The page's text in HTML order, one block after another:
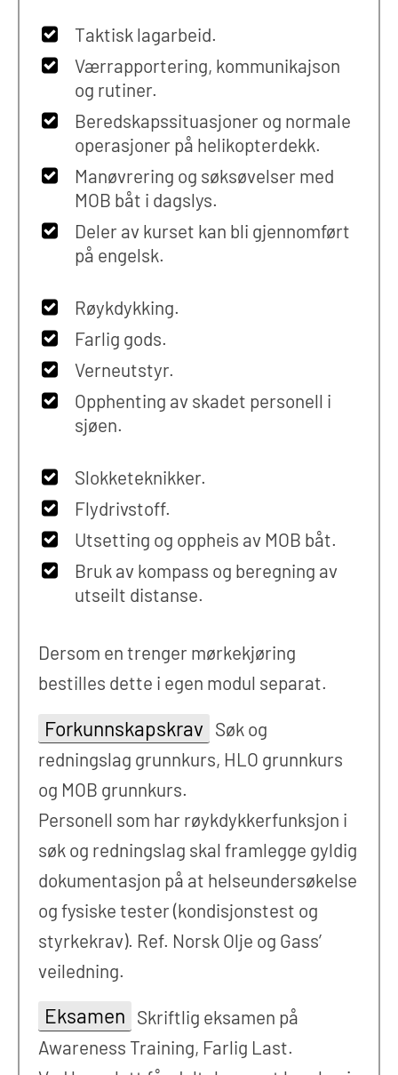
Taktisk lagarbeid.
Værrapportering, kommunikajson
og rutiner.
Beredskapssituasjoner og normale
operasjoner på helikopterdekk.
Manøvrering og søksøvelser med
MOB båt i dagslys.
Deler av kurset kan bli gjennomført
på engelsk.
Røykdykking.
Farlig gods.
Verneutstyr.
Opphenting av skadet personell i
sjøen.
Slokketeknikker.
Flydrivstoff.
Utsetting og oppheis av MOB båt.
Bruk av kompass og beregning av
utseilt distanse.
Dersom en trenger mørkekjøring
bestilles dette i egen modul separat.
Forkunnskapskrav Søk og
redningslag grunnkurs, HLO grunnkurs
og MOB grunnkurs.
Personell som har røykdykkerfunksjon i
søk og redningslag skal framlegge gyldig
dokumentasjon på at helseundersøkelse
og fysiske tester (kondisjonstest og
styrkekrav). Ref. Norsk Olje og Gass’
veiledning.
Eksamen Skriftlig eksamen på
Awareness Training, Farlig Last.